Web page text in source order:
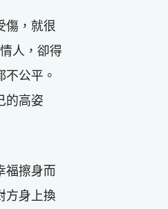
傷，就很
人，卻得
公平。
的高姿
福擦身而
方身上換